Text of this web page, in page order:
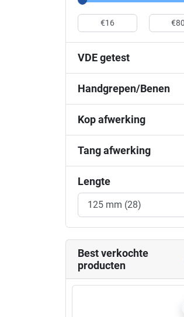
VDE getest
Handgrepen/Benen
Kop afwerking
Tang afwerking
Lengte
Best verkochte
producten